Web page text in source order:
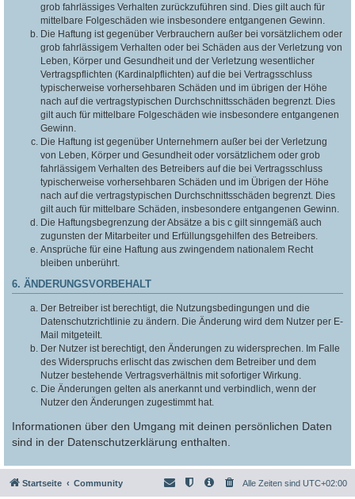
grob fahrlässiges Verhalten zurückzuführen sind. Dies gilt auch für
mittelbare Folgeschäden wie insbesondere entgangenen Gewinn.
Die Haftung ist gegenüber Verbrauchern außer bei vorsätzlichem oder
grob fahrlässigem Verhalten oder bei Schäden aus der Verletzung von
Leben, Körper und Gesundheit und der Verletzung wesentlicher
Vertragspflichten (Kardinalpflichten) auf die bei Vertragsschluss
typischerweise vorhersehbaren Schäden und im übrigen der Höhe
nach auf die vertragstypischen Durchschnittsschäden begrenzt. Dies
gilt auch für mittelbare Folgeschäden wie insbesondere entgangenen
Gewinn.
Die Haftung ist gegenüber Unternehmern außer bei der Verletzung
von Leben, Körper und Gesundheit oder vorsätzlichem oder grob
fahrlässigem Verhalten des Betreibers auf die bei Vertragsschluss
typischerweise vorhersehbaren Schäden und im Übrigen der Höhe
nach auf die vertragstypischen Durchschnittsschäden begrenzt. Dies
gilt auch für mittelbare Schäden, insbesondere entgangenen Gewinn.
Die Haftungsbegrenzung der Absätze a bis c gilt sinngemäß auch
zugunsten der Mitarbeiter und Erfüllungsgehilfen des Betreibers.
Ansprüche für eine Haftung aus zwingendem nationalem Recht
bleiben unberührt.
6. ÄNDERUNGSVORBEHALT
Der Betreiber ist berechtigt, die Nutzungsbedingungen und die
Datenschutzrichtlinie zu ändern. Die Änderung wird dem Nutzer per E-
Mail mitgeteilt.
Der Nutzer ist berechtigt, den Änderungen zu widersprechen. Im Falle
des Widerspruchs erlischt das zwischen dem Betreiber und dem
Nutzer bestehende Vertragsverhältnis mit sofortiger Wirkung.
Die Änderungen gelten als anerkannt und verbindlich, wenn der
Nutzer den Änderungen zugestimmt hat.
Informationen über den Umgang mit deinen persönlichen Daten
sind in der Datenschutzerklärung enthalten.
Startseite Community Alle Zeiten sind UTC+02:00